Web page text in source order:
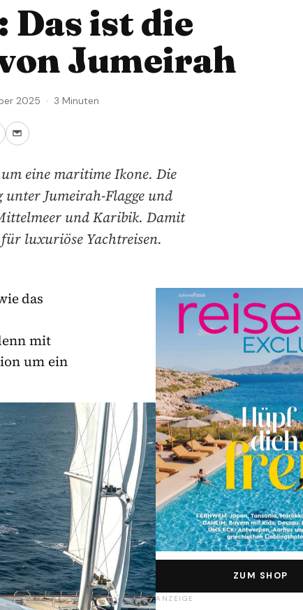
Das ist die
Jumeirah
2025 · 3 Minuten
eine maritime Ikone. Die
Jumeirah-Flagge und
und Karibik. Damit
luxuriöse Yachtreisen.
das
mit
um ein
ZUM SHOP
ANZEIGE